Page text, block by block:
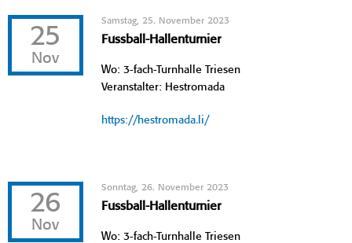
25
Nov
Samstag, 25. November 2023
Fussball-Hallenturnier
Wo: 3-fach-Turnhalle Triesen
Veranstalter: Hestromada
https://hestromada.li/
26
Nov
Sonntag, 26. November 2023
Fussball-Hallenturnier
Wo: 3-fach-Turnhalle Triesen